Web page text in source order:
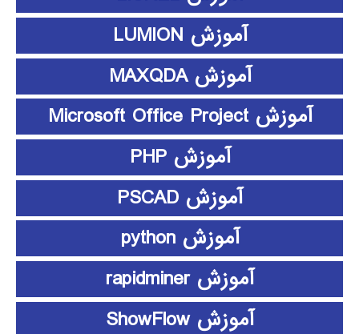
آموزش LUMION
آموزش MAXQDA
آموزش Microsoft Office Project
آموزش PHP
آموزش PSCAD
آموزش python
آموزش rapidminer
آموزش ShowFlow